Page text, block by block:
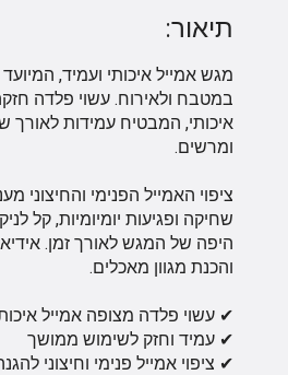
תיאור:
מגש אמייל איכותי ועמיד, המיועד
במטבח ולאירוח. עשוי פלדה
איכותי, המבטיח עמידות לאורך
ומרשים.
ציפוי האמייל הפנימי והחיצוני
שחיקה ופגיעות יומיומיות, קל
היפה של המגש לאורך זמן.
והכנת מגוון מאכלים.
✔ עשוי פלדה מצופה אמייל
✔ עמיד וחזק לשימוש ממושך
✔ ציפוי אמייל פנימי וחיצוני